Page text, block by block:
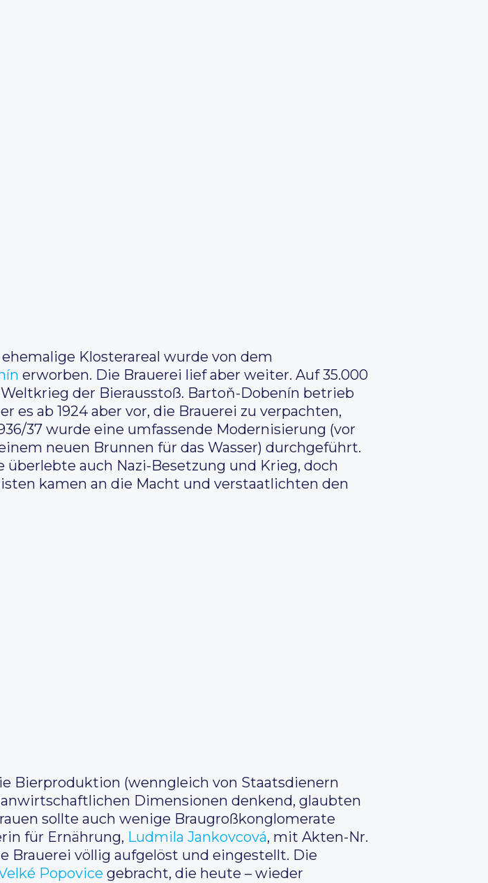
Klosterareal wurde von dem
erworben. Die Brauerei lief aber weiter. Auf 35.000
der Bierausstoß. Bartoň-Dobenín betrieb
es ab 1924 aber vor, die Brauerei zu verpachten,
37 wurde eine umfassende Modernisierung (vor
neuen Brunnen für das Wasser) durchgeführt.
auch Nazi-Besetzung und Krieg, doch
kamen an die Macht und verstaatlichten den
Bierproduktion (wenngleich von Staatsdienern
Dimensionen denkend, glaubten
sollte auch wenige Braugroßkonglomerate
für Ernährung, Ludmila Jankovcová, mit Akten-Nr.
Brauerei völlig aufgelöst und eingestellt. Die
Popovice gebracht, die heute – wieder